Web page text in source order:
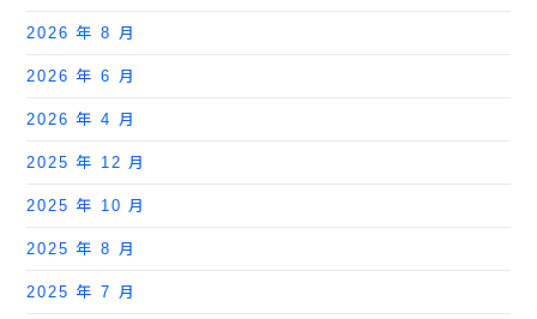
2026 年 8 月
2026 年 6 月
2026 年 4 月
2025 年 12 月
2025 年 10 月
2025 年 8 月
2025 年 7 月